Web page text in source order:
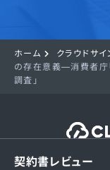
ホーム クラウドサ
の存在意義—消費者庁
調査」
契約書レビュー